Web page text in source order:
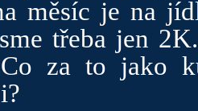
měsíc je na
třeba jen
za to jako